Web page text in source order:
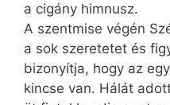
a cigány himnusz.
A szentmise végén
a sok szeretetet és
bizonyítja, hogy az
kincse van. Hálát